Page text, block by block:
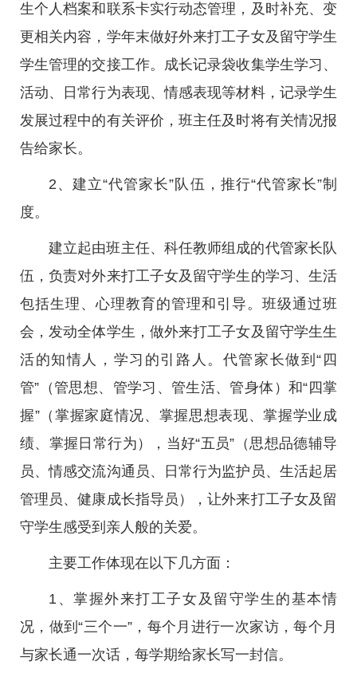
生个人档案和联系卡实行动态管理，及时补充、变
更相关内容，学年末做好外来打工子女及留守学生
学生管理的交接工作。成长记录袋收集学生学习、
活动、日常行为表现、情感表现等材料，记录学生
发展过程中的有关评价，班主任及时将有关情况报
告给家长。
2、建立“代管家长”队伍，推行“代管家长”制
度。
建立起由班主任、科任教师组成的代管家长队
伍，负责对外来打工子女及留守学生的学习、生活
包括生理、心理教育的管理和引导。班级通过班
会，发动全体学生，做外来打工子女及留守学生生
活的知情人，学习的引路人。代管家长做到“四
管”（管思想、管学习、管生活、管身体）和“四掌
握”（掌握家庭情况、掌握思想表现、掌握学业成
绩、掌握日常行为），当好“五员”（思想品德辅导
员、情感交流沟通员、日常行为监护员、生活起居
管理员、健康成长指导员），让外来打工子女及留
守学生感受到亲人般的关爱。
主要工作体现在以下几方面：
1、掌握外来打工子女及留守学生的基本情
况，做到“三个一”，每个月进行一次家访，每个月
与家长通一次话，每学期给家长写一封信。